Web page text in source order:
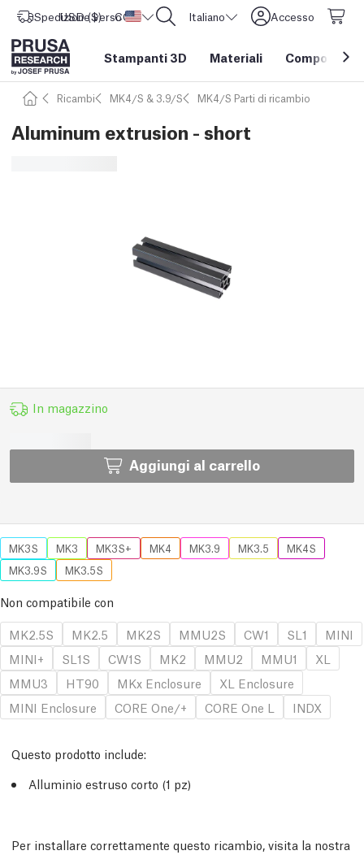
Spedizione verso Stati Uniti d'America
USD ($) CORE One L: Ora disponibile! Italiano Accesso
Stampanti 3D Materiali Componenti
Ricambi MK4/S & 3.9/S MK4/S Parti di ricambio
Aluminum extrusion - short
In magazzino
Aggiungi al carrello
MK3S MK3 MK3S+ MK4 MK3.9 MK3.5
MK4S
MK3.9S
MK3.5S
Non compatibile con
MK2.5S
MK2.5 MK2S MMU2S CW1 SL1
MINI
MINI+
SL1S CW1S MK2 MMU2 MMU1
XL
MMU3
HT90 MKx Enclosure
XL Enclosure
MINI Enclosure
CORE One/+ CORE One L INDX
Questo prodotto include:
Alluminio estruso corto (1 pz)
Per installare correttamente questo ricambio, visita la nostra